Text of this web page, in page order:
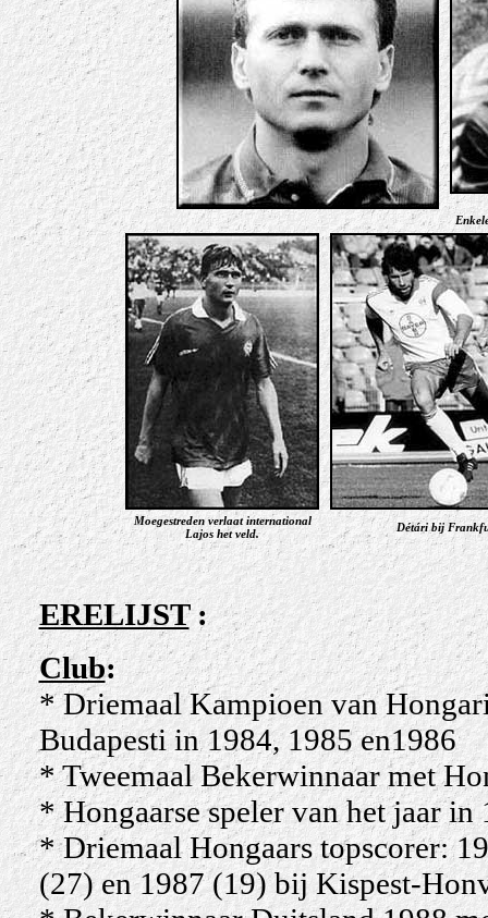
Moegestreden verlaat international
Lajos het veld.
Détári bij
ERELIJST:
Club:
* Driemaal Kampioen van
Budapesti in 1984, 1985 en1986
* Tweemaal Bekerwinnaar met
* Hongaarse speler van het jaar in
* Driemaal Hongaars topscorer:
(27) en 1987 (19) bij Kispest-